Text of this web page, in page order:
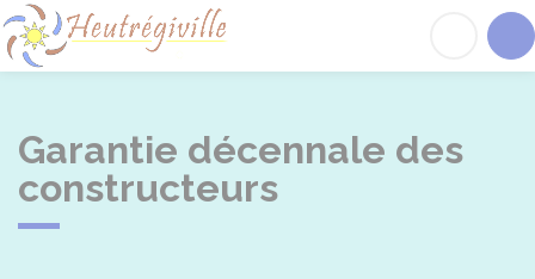
Garantie décennale des
constructeurs